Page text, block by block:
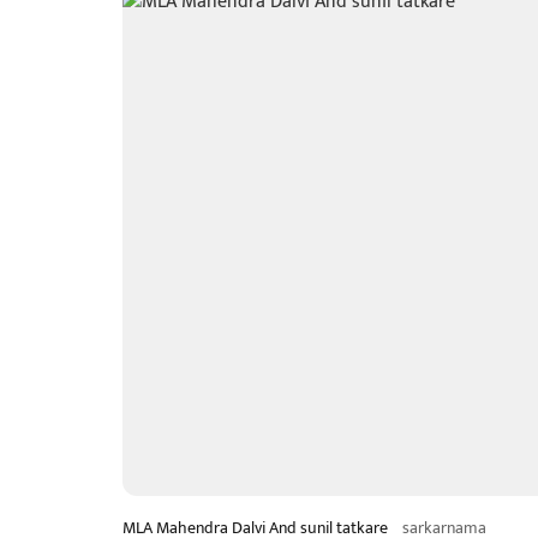
MLA Mahendra Dalvi And sunil tatkare sarkarnama